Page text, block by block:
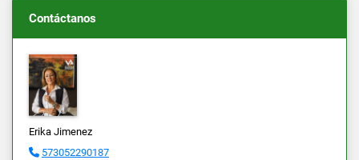
Contáctanos
Erika Jimenez
573052290187